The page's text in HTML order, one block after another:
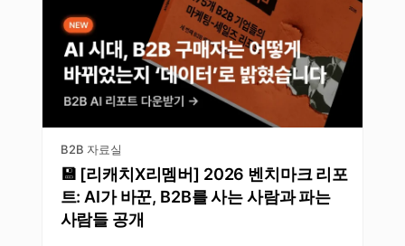
B2B 자료실
💾 [리캐치X리멤버] 2026 벤치마크 리포
트: AI가 바꾼, B2B를 사는 사람과 파는
사람들 공개